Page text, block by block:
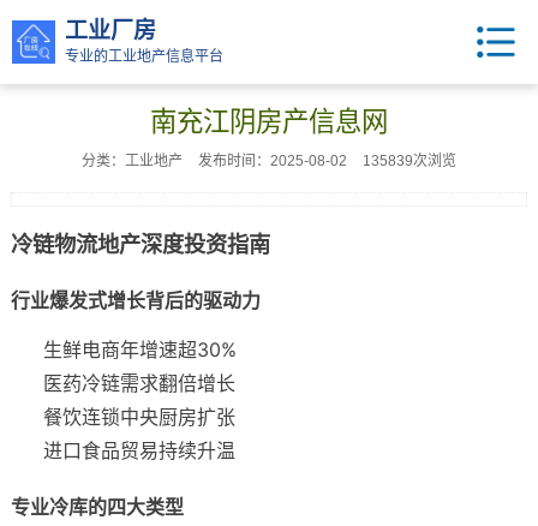
工业厂房
专业的工业地产信息平台
南充江阴房产信息网
分类：工业地产 发布时间：2025-08-02 135839次浏览
冷链物流地产深度投资指南
行业爆发式增长背后的驱动力
生鲜电商年增速超30%
医药冷链需求翻倍增长
餐饮连锁中央厨房扩张
进口食品贸易持续升温
专业冷库的四大类型